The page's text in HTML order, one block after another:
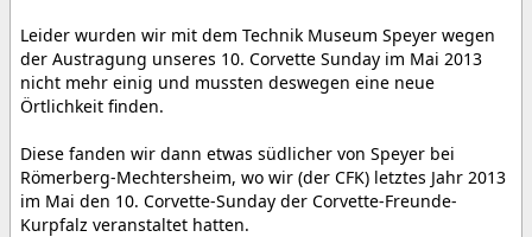
Leider wurden wir mit dem Technik Museum Speyer wegen
der Austragung unseres 10. Corvette Sunday im Mai 2013
nicht mehr einig und mussten deswegen eine neue
Örtlichkeit finden.
Diese fanden wir dann etwas südlicher von Speyer bei
Römerberg-Mechtersheim, wo wir (der CFK) letztes Jahr 2013
im Mai den 10. Corvette-Sunday der Corvette-Freunde-
Kurpfalz veranstaltet hatten.